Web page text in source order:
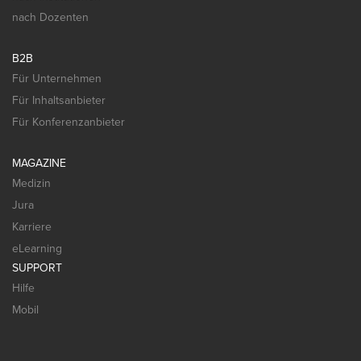
nach Dozenten
B2B
Für Unternehmen
Für Inhaltsanbieter
Für Konferenzanbieter
MAGAZINE
Medizin
Jura
Karriere
eLearning
SUPPORT
Hilfe
Mobil